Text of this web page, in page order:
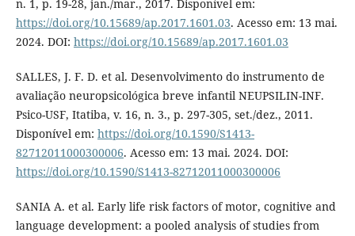
n. 1, p. 19-28, jan./mar., 2017. Disponível em:
https://doi.org/10.15689/ap.2017.1601.03. Acesso em: 13 mai.
2024. DOI: https://doi.org/10.15689/ap.2017.1601.03
SALLES, J. F. D. et al. Desenvolvimento do instrumento de
avaliação neuropsicológica breve infantil NEUPSILIN-INF.
Psico-USF, Itatiba, v. 16, n. 3., p. 297-305, set./dez., 2011.
Disponível em: https://doi.org/10.1590/S1413-
82712011000300006. Acesso em: 13 mai. 2024. DOI:
https://doi.org/10.1590/S1413-82712011000300006
SANIA A. et al. Early life risk factors of motor, cognitive and
language development: a pooled analysis of studies from